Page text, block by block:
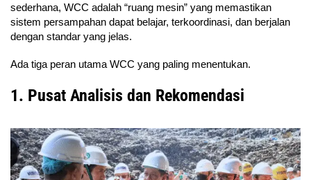
sederhana, WCC adalah “ruang mesin” yang memastikan
sistem persampahan dapat belajar, terkoordinasi, dan berjalan
dengan standar yang jelas.
Ada tiga peran utama WCC yang paling menentukan.
1. Pusat Analisis dan Rekomendasi